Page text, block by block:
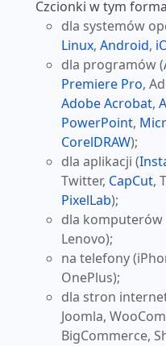
Czcionki w tym
dla systemów
Linux, Android,
dla programów (
Premiere Pro,
Adobe Acrobat,
PowerPoint,
CorelDRAW);
dla aplikacji (
Twitter, CapCut,
PixelLab);
dla komputerów
Lenovo);
na telefony
OnePlus);
dla stron
Joomla,
BigCommerce,